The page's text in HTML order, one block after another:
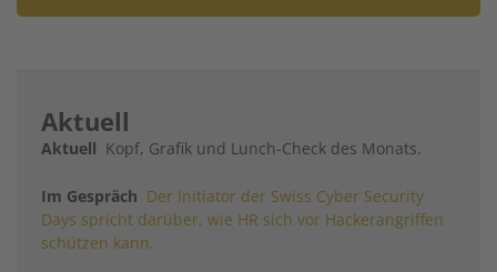
Aktuell
Aktuell Kopf, Grafik und Lunch-Check des Monats.
Im Gespräch Der Initiator der Swiss Cyber Security
Days spricht darüber, wie HR sich vor Hackerangriffen
schützen kann.